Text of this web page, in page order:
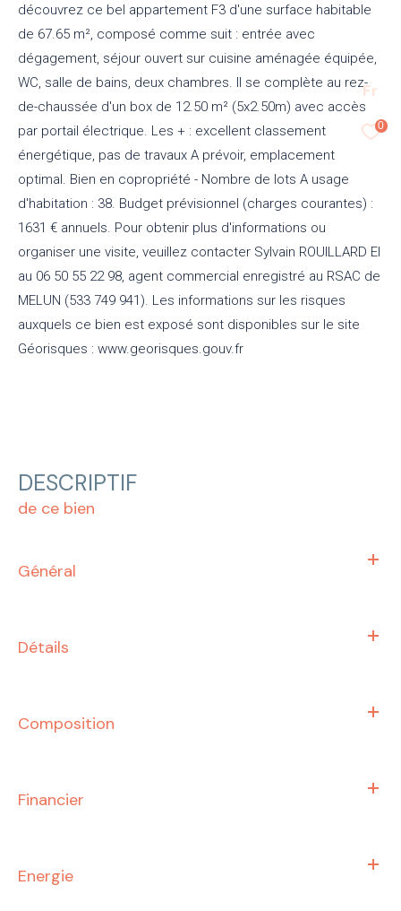
Fr
0
découvrez ce bel appartement F3 d'une surface habitable
de 67.65 m², composé comme suit : entrée avec
dégagement, séjour ouvert sur cuisine aménagée équipée,
WC, salle de bains, deux chambres. Il se complète au rez-
de-chaussée d'un box de 12.50 m² (5x2.50m) avec accès
par portail électrique. Les + : excellent classement
énergétique, pas de travaux A prévoir, emplacement
optimal. Bien en copropriété - Nombre de lots A usage
d'habitation : 38. Budget prévisionnel (charges courantes) :
1631 € annuels. Pour obtenir plus d'informations ou
organiser une visite, veuillez contacter Sylvain ROUILLARD EI
au 06 50 55 22 98, agent commercial enregistré au RSAC de
MELUN (533 749 941). Les informations sur les risques
auxquels ce bien est exposé sont disponibles sur le site
Géorisques : www.georisques.gouv.fr
DESCRIPTIF
de ce bien
Général
Détails
Composition
Financier
Energie